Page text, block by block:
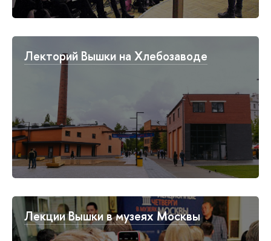
Лекторий Вышки на Хлебозаводе
Лекции Вышки в музеях Москвы